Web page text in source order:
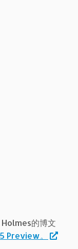
Preview。
class-in-